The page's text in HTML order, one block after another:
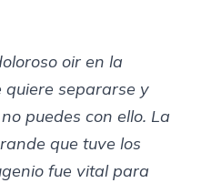
oir en la
quiere separarse y
puedes con ello. La
que tuve los
fue vital para